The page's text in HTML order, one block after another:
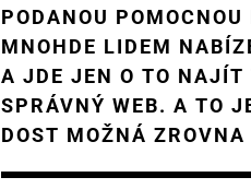
PODANOU POMOCNOU
MNOHDE LIDEM
A JDE JEN O TO NAJÍT
SPRÁVNÝ WEB. A TO
DOST MOŽNÁ ZROVNA